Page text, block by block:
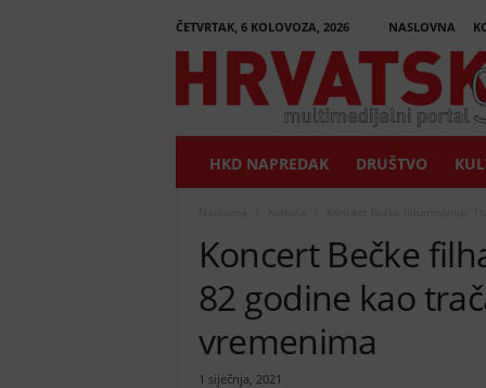
ČETVRTAK, 6 KOLOVOZA, 2026 NASLOVNA
H
k
HKD NAPREDAK DRUŠTVO
Koncert Bečke
82 godine kao
vremenima
1 siječnja, 2021